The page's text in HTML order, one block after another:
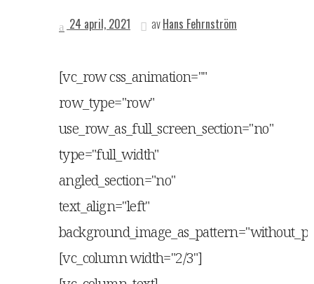
24 april, 2021 avHans Fehrnström
[vc_row css_animation=""
row_type="row"
use_row_as_full_screen_section="no"
type="full_width"
angled_section="no"
text_align="left"
[vc_column width="2/3"]